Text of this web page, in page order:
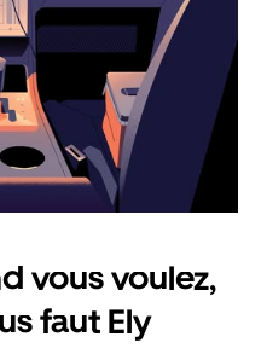
vous voulez,
faut Ely